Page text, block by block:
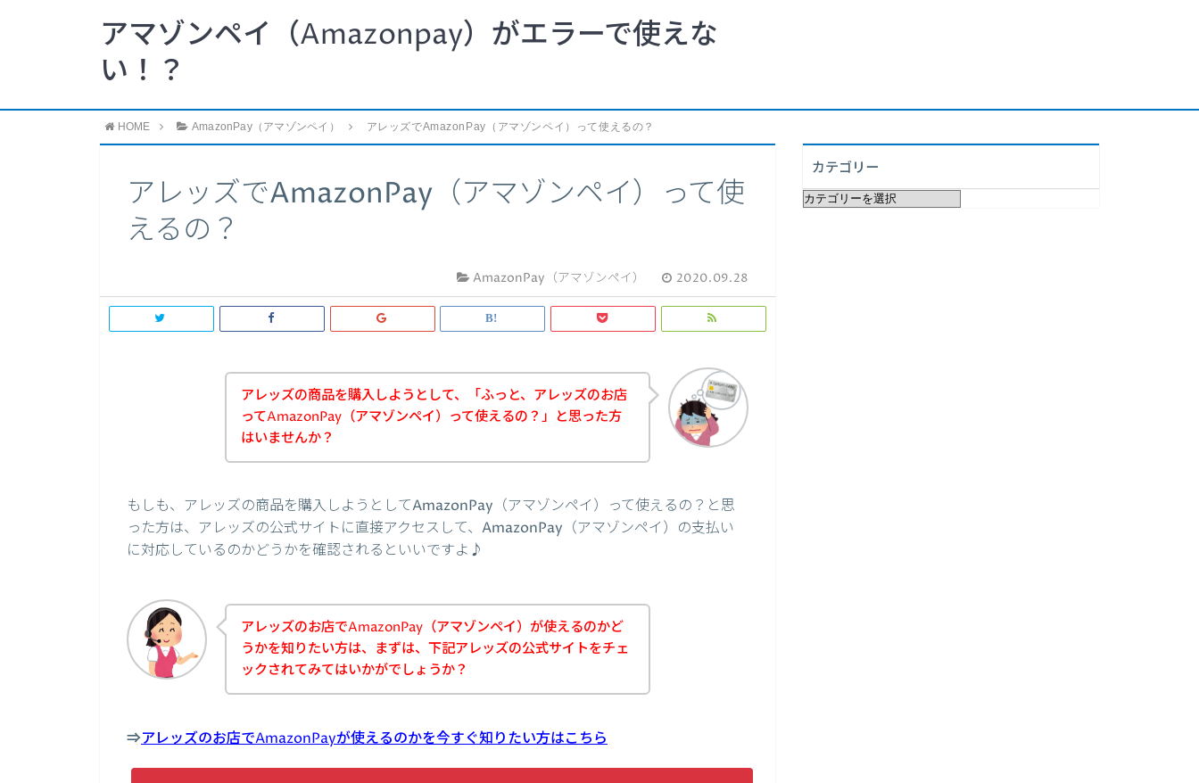
アマゾンペイ（Amazonpay）がエラーで使えな
い！？
HOME AmazonPay（アマゾンペイ） アレッズでAmazonPay（アマゾンペイ）って使えるの？
アレッズでAmazonPay（アマゾンペイ）って使
えるの？
AmazonPay（アマゾンペイ） 2020.09.28
アレッズの商品を購入しようとして、「ふっと、アレッズのお店
ってAmazonPay（アマゾンペイ）って使えるの？」と思った方
はいませんか？
もしも、アレッズの商品を購入しようとしてAmazonPay（アマゾンペイ）って使えるの？と思
った方は、アレッズの公式サイトに直接アクセスして、AmazonPay（アマゾンペイ）の支払い
に対応しているのかどうかを確認されるといいですよ♪
アレッズのお店でAmazonPay（アマゾンペイ）が使えるのかど
うかを知りたい方は、まずは、下記アレッズの公式サイトをチェ
ックされてみてはいかがでしょうか？
⇒アレッズのお店でAmazonPayが使えるのかを今すぐ知りたい方はこちら
カテゴリー